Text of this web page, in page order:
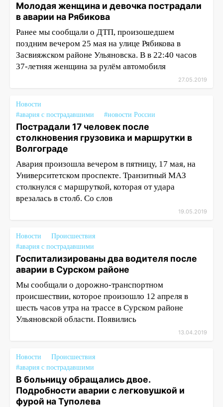
Молодая женщина и девочка пострадали
в аварии на Рябикова
Ранее мы сообщали о ДТП, произошедшем
поздним вечером 25 мая на улице Рябикова в
Засвияжском районе Ульяновска. В в 22:40 часов
37-летняя женщина за рулём автомобиля
27.05.2019
Новости
#авария с пострадавшими
#новости России
Пострадали 17 человек после
столкновения грузовика и маршрутки в
Волгограде
Авария произошла вечером в пятницу, 17 мая, на
Университетском проспекте. Транзитный МАЗ
столкнулся с маршруткой, которая от удара
врезалась в столб. Со слов
19.05.2019
Новости
Происшествия
#авария с пострадавшими
Госпитализированы два водителя после
аварии в Сурском районе
Мы сообщали о дорожно-транспортном
происшествии, которое произошло 12 апреля в
шесть часов утра на трассе в Сурском районе
Ульяновской области. Появились
13.04.2019
Новости
Происшествия
#авария с пострадавшими
В больницу обращались двое.
Подробности аварии с легковушкой и
фурой на Туполева